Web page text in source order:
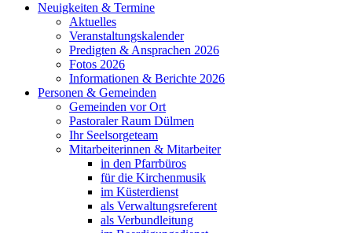
Neuigkeiten & Termine
Aktuelles
Veranstaltungskalender
Predigten & Ansprachen 2026
Fotos 2026
Informationen & Berichte 2026
Personen & Gemeinden
Gemeinden vor Ort
Pastoraler Raum Dülmen
Ihr Seelsorgeteam
Mitarbeiterinnen & Mitarbeiter
in den Pfarrbüros
für die Kirchenmusik
im Küsterdienst
als Verwaltungsreferent
als Verbundleitung